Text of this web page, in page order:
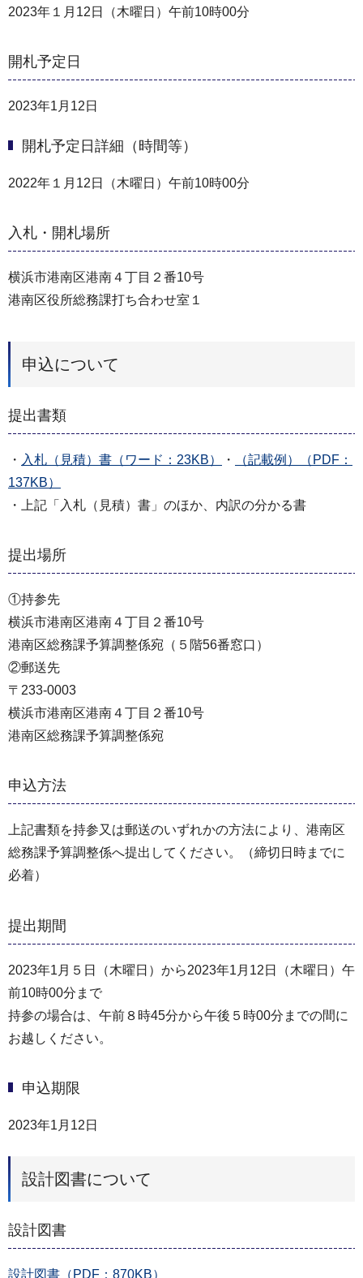
2023年１月12日（木曜日）午前10時00分
開札予定日
2023年1月12日
開札予定日詳細（時間等）
2022年１月12日（木曜日）午前10時00分
入札・開札場所
横浜市港南区港南４丁目２番10号
港南区役所総務課打ち合わせ室１
申込について
提出書類
・ ⼊札（⾒積）書（ワード：23KB） ・
（記載例）（PDF：
137KB）
・上記「入札（見積）書」のほか、内訳の分かる書
提出場所
①持参先
横浜市港南区港南４丁目２番10号
港南区総務課予算調整係宛（５階56番窓口）
②郵送先
〒233-0003
横浜市港南区港南４丁目２番10号
港南区総務課予算調整係宛
申込方法
上記書類を持参又は郵送のいずれかの方法により、港南区
総務課予算調整係へ提出してください。（締切⽇時までに
必着）
提出期間
2023年1月５日（木曜日）から2023年1月12日（木曜日）午
前10時00分まで
持参の場合は、午前８時45分から午後５時00分までの間に
お越しください。
申込期限
2023年1月12日
設計図書について
設計図書
設計図書（PDF：870KB）